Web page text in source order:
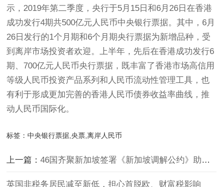
示，2019年第二季度，央行于5月15日和6月26日在香港
成功发行4期共500亿元人民币中央银行票据。其中，6月
26日发行的1个月期和6个月期央行票据为新增品种，受
到离岸市场投资者欢迎。上半年，先后在香港成功发行6
期、700亿元人民币央行票据，既丰富了香港市场高信用
等级人民币投资产品系列和人民币流动性管理工具，也
有利于形成更加完善的香港人民币债券收益率曲线，推
动人民币国际化。
标签：中央银行票据,央票,离岸人民币
上一篇：46国齐聚新加坡签署《新加坡调解公约》助力解决国际商事纠纷
英国非税务居民减至新低，担心首脱欧、财富税影响